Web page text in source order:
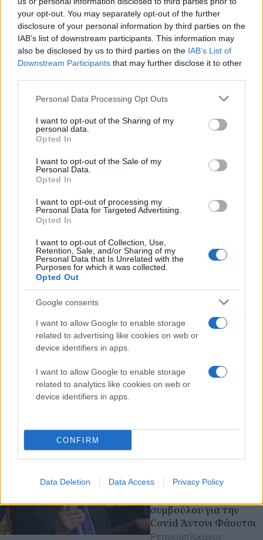
your opt-out. You may separately opt-out of the further
disclosure of your personal information by third parties on the
IAB’s list of downstream participants. This information may
also be disclosed by us to third parties on the IAB’s List of
Downstream Participants that may further disclose it to other
Please note that this website/app uses one or more Google
not limited to your visit or usage behaviour. You may click to
grant or deny consent to Google and its third-party tags to
use your data for below specified purposes in below Google
consent section.
Personal Data Processing Opt Outs
I want to opt-out of the Sharing of my
personal data.
Opted In
I want to opt-out of the Sale of my
Personal Data.
Opted In
I want to opt-out of processing my
Personal Data for Targeted Advertising.
Opted In
I want to opt-out of Collection, Use,
Retention, Sale, and/or Sharing of my
Personal Data that Is Unrelated with the
Purposes for which it was collected.
Opted Out
Google consents
I want to allow Google to enable storage
related to advertising like cookies on web or
device identifiers in apps.
I want to allow Google to enable storage
related to analytics like cookies on web or
device identifiers in apps.
CONFIRM
Data Deletion Data Access Privacy Policy
ΗΠΑ - Γερουσία:
άσκηση διώξεων σε
συμβούλου για την
Covid Άντονι Φάουτσι
Ρεπουμπλικάνος